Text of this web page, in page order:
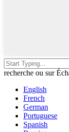
recherche ou sur
English
French
German
Portuguese
Spanish